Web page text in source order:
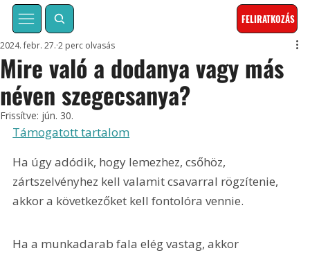
FELIRATKOZÁS
Mire való a dodanya vagy más
néven szegecsanya?
2024. febr. 27. 2 perc olvasás
Frissítve: jún. 30.
Támogatott tartalom
Ha úgy adódik, hogy lemezhez, csőhöz,
zártszelvényhez kell valamit csavarral rögzítenie,
akkor a következőket kell fontolóra vennie.
Ha a munkadarab fala elég vastag, akkor